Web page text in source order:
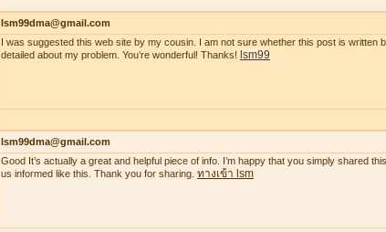
lsm99dma@gmail.com
I was suggested this web site by my cousin. I am not sure whether this post is written
detailed about my problem. You’re wonderful! Thanks! lsm99
lsm99dma@gmail.com
Good It’s actually a great and helpful piece of info. I’m happy that you simply shared
us informed like this. Thank you for sharing. ทางเข้า lsm